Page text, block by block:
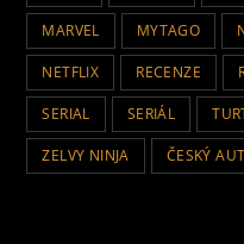
MARVEL MYTAGO
NETFLIX RECENZE
SERIAL SERIÁL
ZELVY NINJA ČESKÝ